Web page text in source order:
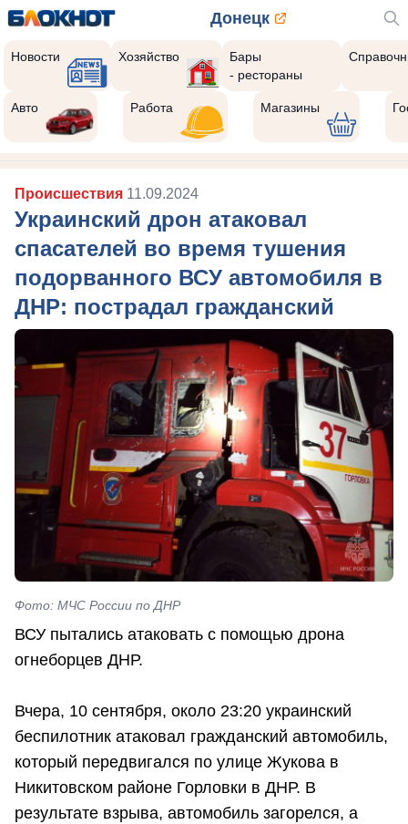
Донецк
Новости Хозяйство
Бары
- рестораны
Авто Работа Магазины
Происшествия 11.09.2024
Украинский дрон атаковал
спасателей во время тушения
подорванного ВСУ автомобиля в
ДНР: пострадал гражданский
Фото: МЧС России по ДНР
ВСУ пытались атаковать с помощью дрона
огнеборцев ДНР.
Вчера, 10 сентября, около 23:20 украинский
беспилотник атаковал гражданский автомобиль,
который передвигался по улице Жукова в
Никитовском районе Горловки в ДНР. В
результате взрыва, автомобиль загорелся, а